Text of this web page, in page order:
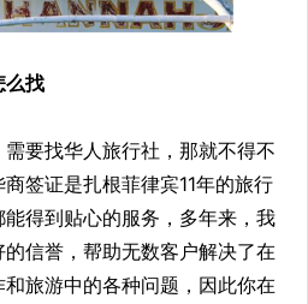
么找
要找华人旅行社，那就不得不
签证是扎根菲律宾11年的旅行
得到贴心的服务，多年来，我
信誉，帮助无数客户解决了在
旅游中的各种问题，因此你在